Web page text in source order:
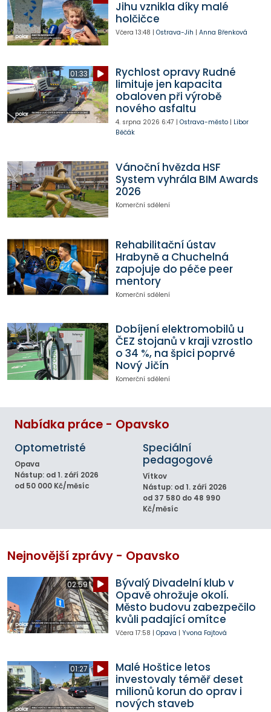
Jihu vznikla díky malé
holčičce
Včera 13:48 | Ostrava-Jih | Anna Břenková
01:33
Rychlost opravy Rudné
limituje jen kapacita
obaloven při výrobě
nového asfaltu
4. srpna 2026 6:47 | Ostrava-město| Libor
Běčák
Vánoční hvězda HSF
System vyhrála BIM Awards
2026
Komerční sdělení
Rehabilitační ústav
Hrabyně a Chuchelná
zapojuje do péče peer
mentory
Komerční sdělení
Dobíjení elektromobilů u
ČEZ stojanů v kraji vzrostlo
o 34 %, na špici poprvé
Nový Jičín
Komerční sdělení
Nabídka práce - Opavsko
Optometristé
Opava
Nástup: od 1. září 2026
od 50 000 Kč/měsíc
Speciální
pedagogové
Vítkov
Nástup: od 1. září 2026
od 37 580 do 48 990
Kč/měsíc
Nejnovější zprávy - Opavsko
02:59
Bývalý Divadelní klub v
Opavě ohrožuje okolí.
Město budovu zabezpečilo
kvůli padající omítce
Včera 17:58 | Opava | Yvona Fajtová
01:27
Malé Hoštice letos
investovaly téměř deset
milionů korun do oprav i
nových staveb